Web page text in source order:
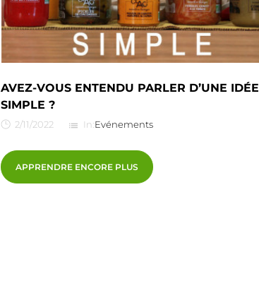
AVEZ-VOUS ENTENDU PARLER D’UNE IDÉE
SIMPLE ?
2/11/2022 list In:Evénements
APPRENDRE ENCORE PLUS